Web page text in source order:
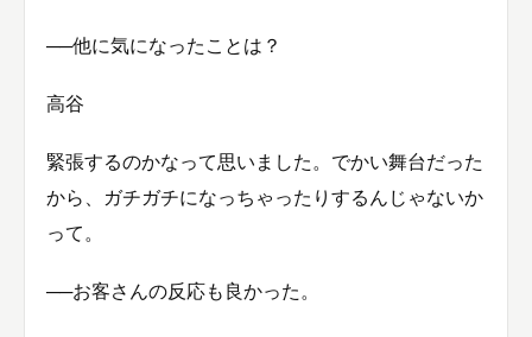
──他に気になったことは？
高谷
緊張するのかなって思いました。でかい舞台だった
から、ガチガチになっちゃったりするんじゃないか
って。
──お客さんの反応も良かった。